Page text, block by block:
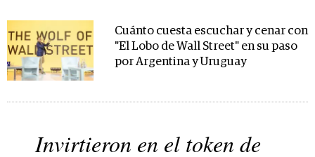
Cuánto cuesta escuchar y cenar con
"El Lobo de Wall Street" en su paso
por Argentina y Uruguay
Invirtieron en el token de